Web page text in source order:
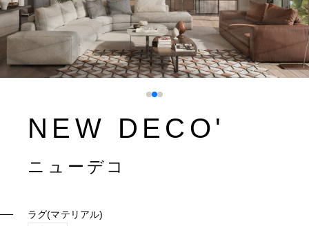
NEW DECO'
ニューデコ
ラグ(マテリアル)